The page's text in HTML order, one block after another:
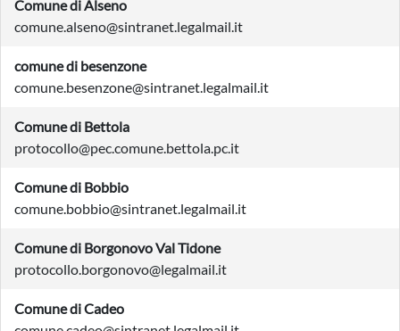
Comune di Alseno
comune.alseno@sintranet.legalmail.it
comune di besenzone
comune.besenzone@sintranet.legalmail.it
Comune di Bettola
protocollo@pec.comune.bettola.pc.it
Comune di Bobbio
comune.bobbio@sintranet.legalmail.it
Comune di Borgonovo Val Tidone
protocollo.borgonovo@legalmail.it
Comune di Cadeo